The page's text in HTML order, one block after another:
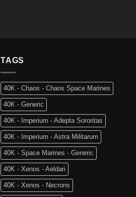
TAGS
40K - Chaos - Chaos Space Marines
40K - Generic
40K - Imperium - Adepta Sororitas
40K - Imperium - Astra Militarum
40K - Space Marines - Generic
40K - Xenos - Aeldari
40K - Xenos - Necrons